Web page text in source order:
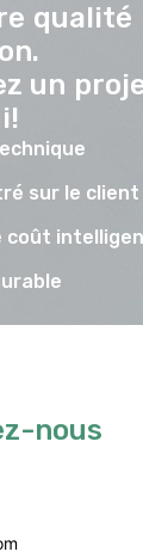
qualité
un
sur le client
coût
nous